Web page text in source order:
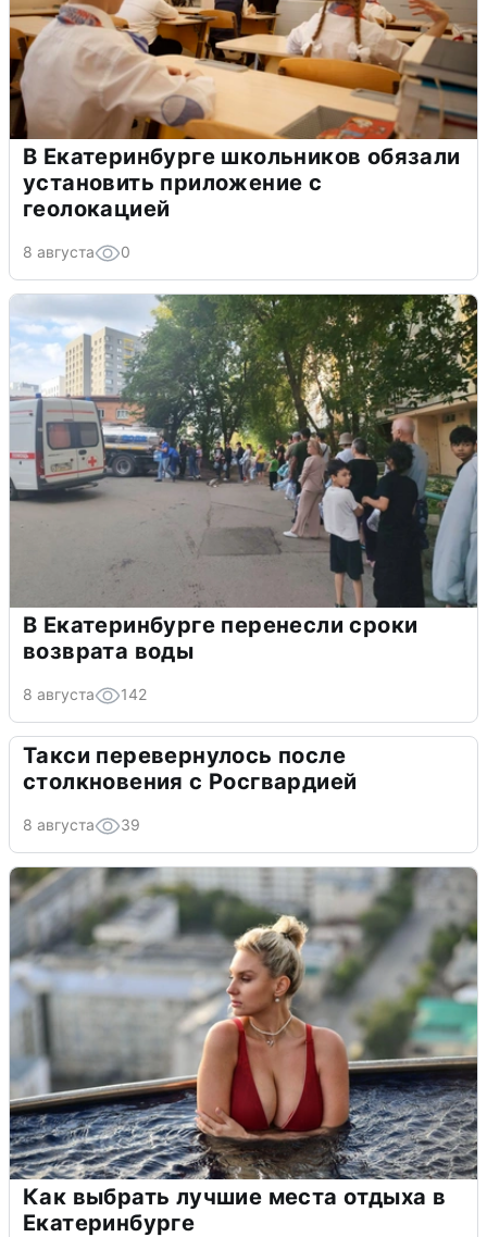
В Екатеринбурге школьников обязали
установить приложение с
геолокацией
8 августа 0
В Екатеринбурге перенесли сроки
возврата воды
8 августа 142
Такси перевернулось после
столкновения с Росгвардией
8 августа 39
Как выбрать лучшие места отдыха в
Екатеринбурге